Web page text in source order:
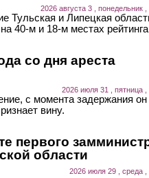
2026 августа 3 , понедельник ,
Тульская и Липецкая
40-м и 18-м местах
со дня ареста
2026 июля 31 , пятница ,
с момента задержания он
вину.
первого
области
2026 июля 29 , среда ,